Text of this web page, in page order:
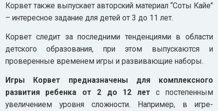
Корвет также выпускает авторский материал “Соты Кайе”
– интересное задание для детей от 3 до 11 лет.
Корвет следит за последними тенденциями в области
детского образования, при этом выпускаются и
проверенные временем игры и развивающие наборы.
Игры Корвет предназначены для комплексного
развития ребенка от 2 до 12 лет с постепенным
увеличением уровня сложности. Например, в игре-